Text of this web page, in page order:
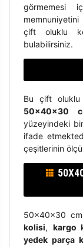
görmemesi
çift oluklu
bulabilirsiniz.
Bu çift oluklu
50x40x30
yüzeyindeki
ifade
çeşitlerinin
50x40x30
kolisi, kargo
yedek parça